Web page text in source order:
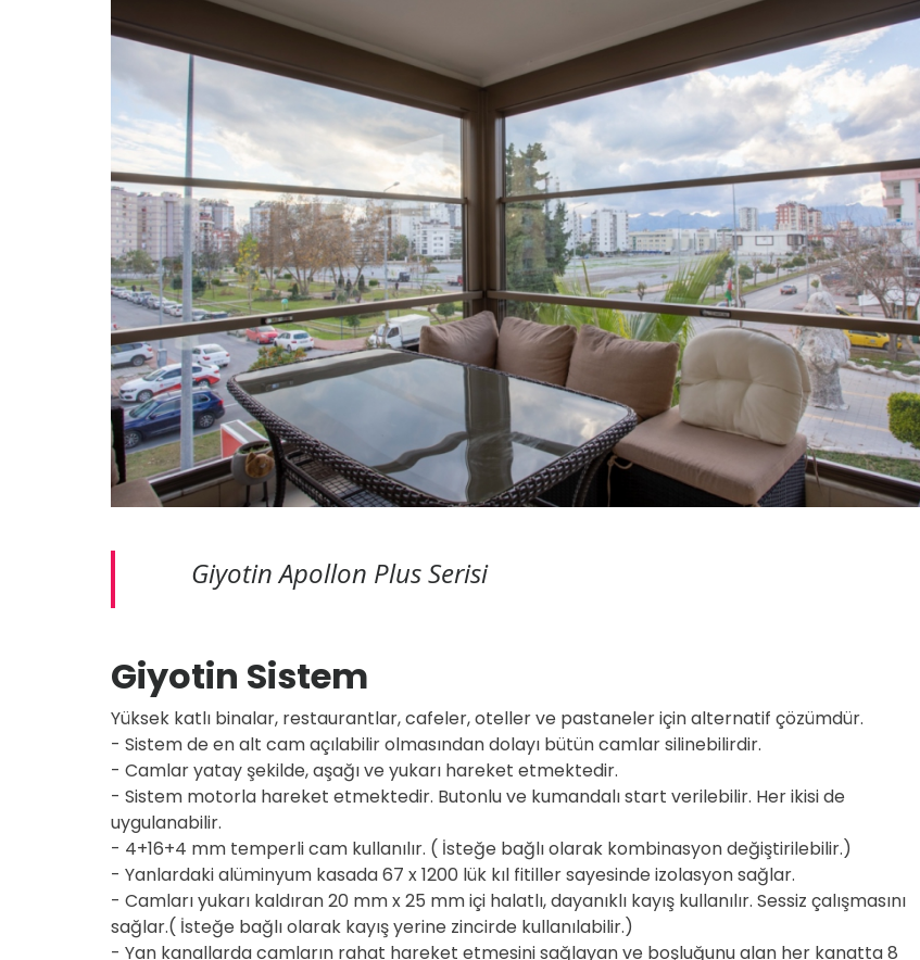
Giyotin Apollon Plus Serisi
Giyotin Sistem
Yüksek katlı binalar, restaurantlar, cafeler, oteller ve pastaneler için alternatif çözümdür.
- Sistem de en alt cam açılabilir olmasından dolayı bütün camlar silinebilirdir.
- Camlar yatay şekilde, aşağı ve yukarı hareket etmektedir.
- Sistem motorla hareket etmektedir. Butonlu ve kumandalı start verilebilir. Her ikisi de
uygulanabilir.
- 4+16+4 mm temperli cam kullanılır. ( İsteğe bağlı olarak kombinasyon değiştirilebilir.)
- Yanlardaki alüminyum kasada 67 x 1200 lük kıl fitiller sayesinde izolasyon sağlar.
- Camları yukarı kaldıran 20 mm x 25 mm içi halatlı, dayanıklı kayış kullanılır. Sessiz çalışmasını
sağlar.( İsteğe bağlı olarak kayış yerine zincirde kullanılabilir.)
- Yan kanallarda camların rahat hareket etmesini sağlayan ve boşluğunu alan her kanatta 8